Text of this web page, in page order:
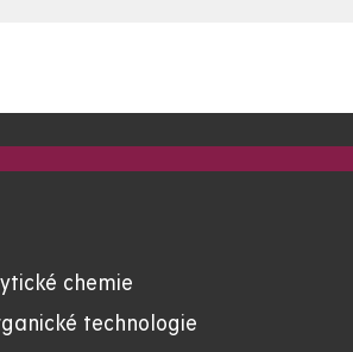
chemie
technologie